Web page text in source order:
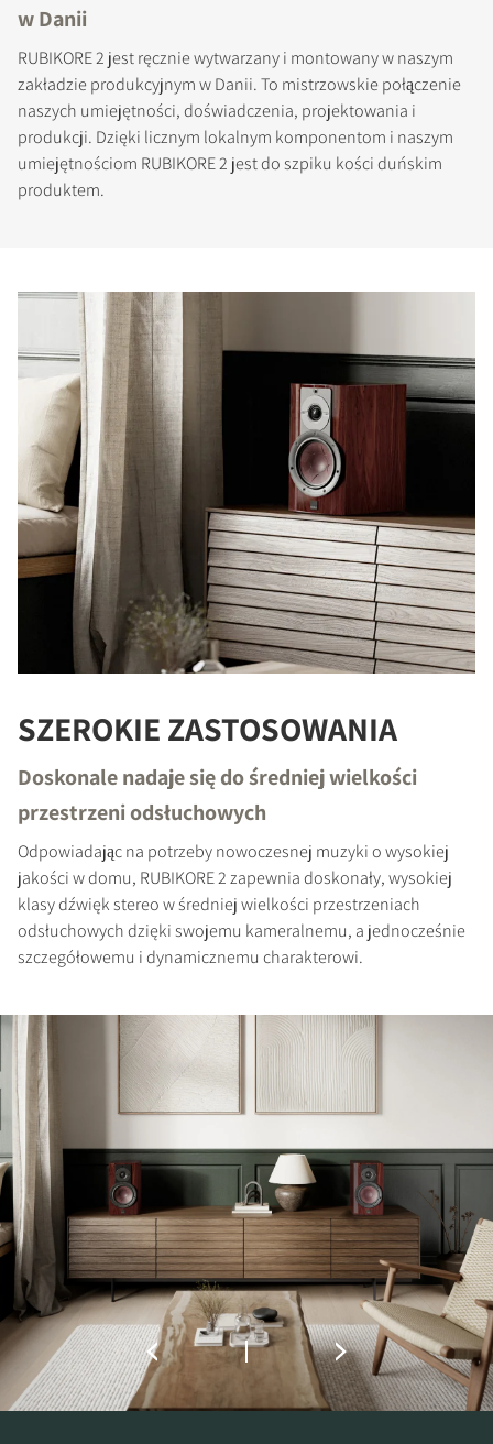
PORÓWNAJ PRODUKTY
w Danii
RUBIKORE 2 jest ręcznie wytwarzany i montowany w naszym
zakładzie produkcyjnym w Danii. To mistrzowskie połączenie
naszych umiejętności, doświadczenia, projektowania i
produkcji. Dzięki licznym lokalnym komponentom i naszym
umiejętnościom RUBIKORE 2 jest do szpiku kości duńskim
produktem.
SZEROKIE ZASTOSOWANIA
Doskonale nadaje się do średniej wielkości
przestrzeni odsłuchowych
Odpowiadając na potrzeby nowoczesnej muzyki o wysokiej
jakości w domu, RUBIKORE 2 zapewnia doskonały, wysokiej
klasy dźwięk stereo w średniej wielkości przestrzeniach
odsłuchowych dzięki swojemu kameralnemu, a jednocześnie
szczegółowemu i dynamicznemu charakterowi.
ZAREJESTRUJ SIĘ, ABY
POBRAĆ
Wypełnij formularz, aby uzyskać
natychmiastowy dostęp do wszystkich
zablokowanych plików do pobrania w
witrynie.